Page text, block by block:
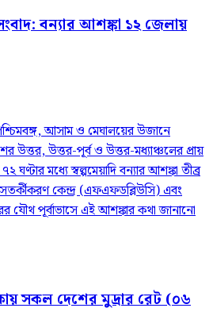
বন্যার আশঙ্কা ১২ জেলায়
আসাম ও মেঘালয়ের উজানে
উত্তর, উত্তর-পূর্ব ও উত্তর-মধ্যাঞ্চলের প্রায়
মধ্যে স্বল্পমেয়াদি বন্যার আশঙ্কা তীব্র
কেন্দ্র (এফএফডব্লিউসি) এবং
যৌথ পূর্বাভাসে এই আশঙ্কার কথা জানানো
সকল দেশের মুদ্রার রেট (০৬